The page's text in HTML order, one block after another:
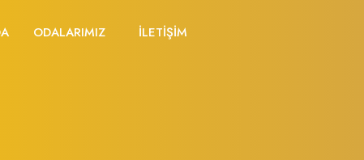
ODALARIMIZ İLETİŞİM